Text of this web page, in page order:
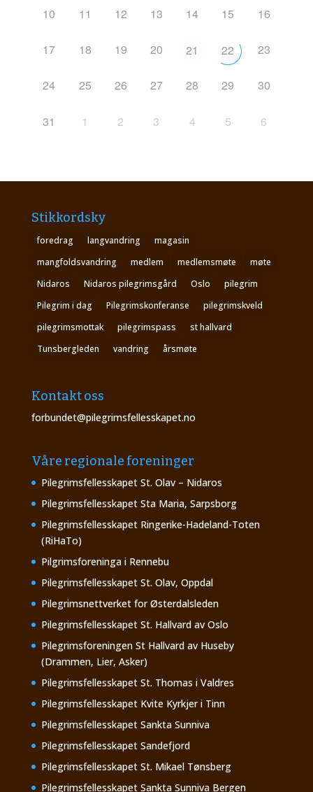
10 11 12 13 14 15 16
17 18 19 20 21 22 23
24 25 26 27 28 29 30
31 1 2 3 4 5 6
Stikkordsky
foredrag langvandring
magasin
mangfoldsvandring
medlem medlemsmøte
møte
Nidaros
Nidaros pilegrimsgård Oslo
pilegrim
Pilegrim i dag
Pilegrimskonferanse
pilegrimskveld
pilegrimsmottak
pilegrimspass
st hallvard
Tunsbergleden
vandring årsmøte
Kontakt oss
forbundet@pilegrimsfellesskapet.no
Våre regionale foreninger
Pilegrimsfellesskapet St. Olav – Nidaros
Pilegrimsfellesskapet Sta Maria, Sarpsborg
Pilegrimsfellesskapet Ringerike-Hadeland-Toten
(RiHaTo)
Pilgrimsforeninga i Rennebu
Pilegrimsfellesskapet St. Olav, Oppdal
Pilegrimsnettverket for Østerdalsleden
Pilegrimsfellesskapet St. Hallvard av Oslo
Pilegrimsforeningen St Hallvard av Huseby
(Drammen, Lier, Asker)
Pilegrimsfellesskapet St. Thomas i Valdres
Pilegrimsfellesskapet Kvite Kyrkjer i Tinn
Pilegrimsfellesskapet Sankta Sunniva
Pilegrimsfellesskapet Sandefjord
Pilegrimsfellesskapet St. Mikael Tønsberg
Pilegrimsfellesskapet Sankta Sunniva Bergen